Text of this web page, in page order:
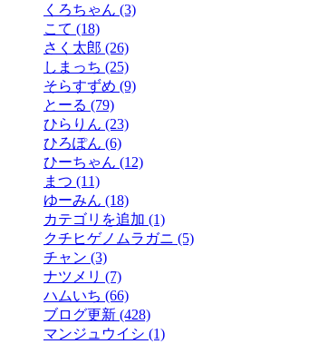
くろちゃん (3)
こて (18)
さく太郎 (26)
しまっち (25)
そらすずめ (9)
とーる (79)
ひらりん (23)
ひろぽん (6)
ひーちゃん (12)
まつ (11)
ゆーみん (18)
カテゴリを追加 (1)
クチヒゲノムラガニ (5)
チャン (3)
ナツメリ (7)
ハムいち (66)
ブログ更新 (428)
マンジュウイシ (1)